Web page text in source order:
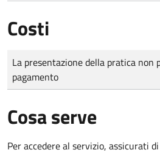
Costi
Tipo di pagamento
Importo
La presentazione della pratica non
pagamento
Cosa serve
Per accedere al servizio, assicurati